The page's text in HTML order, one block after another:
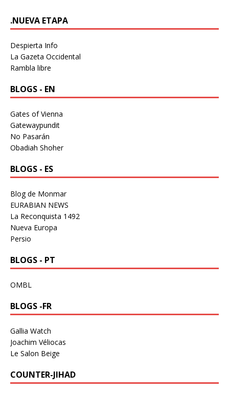
.NUEVA ETAPA
Despierta Info
La Gazeta Occidental
Rambla libre
BLOGS - EN
Gates of Vienna
Gatewaypundit
No Pasarán
Obadiah Shoher
BLOGS - ES
Blog de Monmar
EURABIAN NEWS
La Reconquista 1492
Nueva Europa
Persio
BLOGS - PT
OMBL
BLOGS -FR
Gallia Watch
Joachim Véliocas
Le Salon Beige
COUNTER-JIHAD